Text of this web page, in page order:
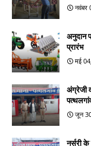
नवंबर
अनुदान
प्रारंभ
मई
अंग्रेजी
जून
नर्सरी